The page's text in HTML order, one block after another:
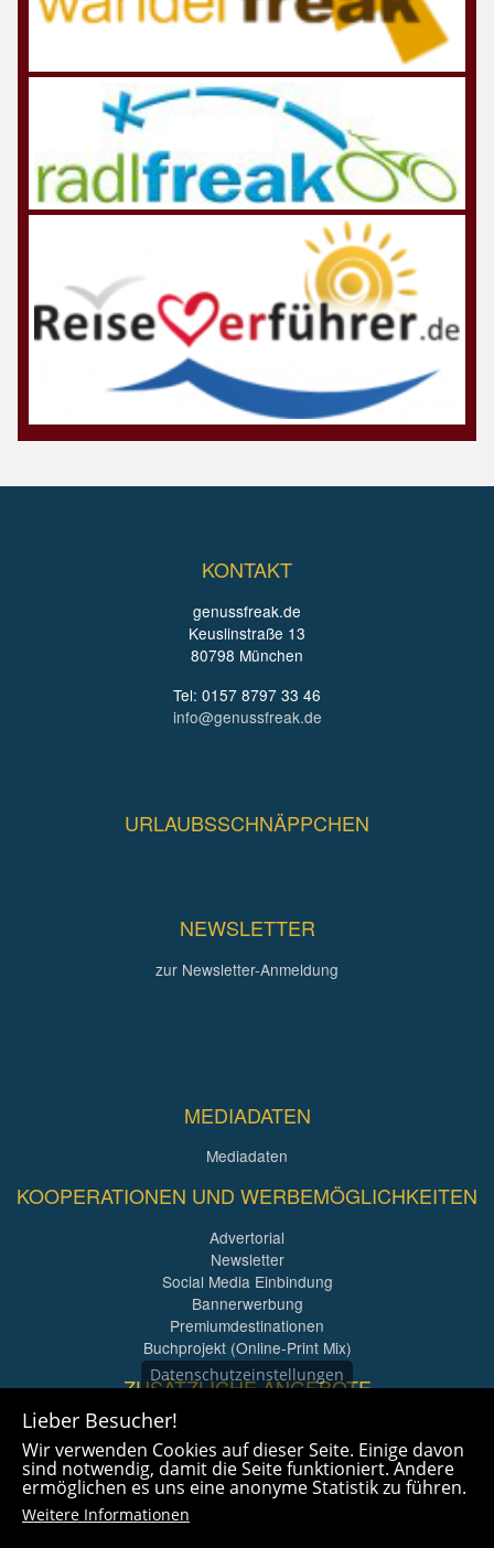
KONTAKT
genussfreak.de
Keuslinstraße 13
80798 München
Tel: 0157 8797 33 46
info@genussfreak.de
URLAUBSSCHNÄPPCHEN
NEWSLETTER
zur Newsletter-Anmeldung
MEDIADATEN
Mediadaten
KOOPERATIONEN UND WERBEMÖGLICHKEITEN
Advertorial
Newsletter
Social Media Einbindung
Bannerwerbung
Premiumdestinationen
Buchprojekt (Online-Print Mix)
ZUSÄTZLICHE ANGEBOTE
Imagefilme und mehr
360° x 360° Fotografie
Datenschutzeinstellungen
Lieber Besucher!
Wir verwenden Cookies auf dieser Seite. Einige davon
sind notwendig, damit die Seite funktioniert. Andere
ermöglichen es uns eine anonyme Statistik zu führen.
Weitere Informationen